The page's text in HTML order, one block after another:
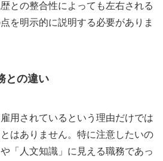
との整合性によっても左右される
を明示的に説明する必要がありま
との違い
用されているという理由だけでは
はありません。特に注意したいの
「人文知識」に見える職務であっ